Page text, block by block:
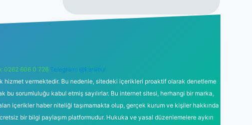
0262 606 0 726 Telegram: @karabul
hizmet vermektedir. Bu nedenle, sitedeki içerikleri proaktif olarak denetleme
sorumluluğu kabul etmiş sayılırlar. Bu internet sitesi, herhangi bir marka,
içerikler haber niteliği taşımamakta olup, gerçek kurum ve kişiler hakkında
bir bilgi paylaşım platformudur. Hukuka ve yasal düzenlemelere aykırı